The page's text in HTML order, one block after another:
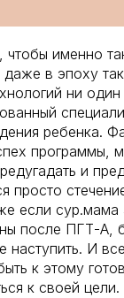
чтобы именно
в эпоху
ни
ребенка.
программы,
и
просто
если
после ПГТ-А,
наступить. И
к этому
к своей цели.